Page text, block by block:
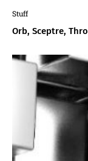
Stuff
Orb, Sceptre,